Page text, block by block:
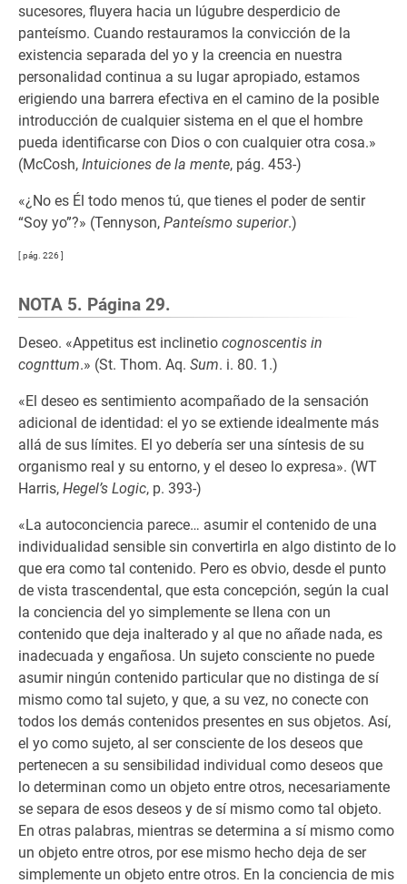
sucesores, fluyera hacia un lúgubre desperdicio de
panteísmo. Cuando restauramos la convicción de la
existencia separada del yo y la creencia en nuestra
personalidad continua a su lugar apropiado, estamos
erigiendo una barrera efectiva en el camino de la posible
introducción de cualquier sistema en el que el hombre
pueda identificarse con Dios o con cualquier otra cosa.»
(McCosh, Intuiciones de la mente, pág. 453-)
«¿No es Él todo menos tú, que tienes el poder de sentir
“Soy yo”?» (Tennyson, Panteísmo superior.)
[ pág. 226 ]
NOTA 5. Página 29.
Deseo. «Appetitus est inclinetio cognoscentis in
cognttum.» (St. Thom. Aq. Sum. i. 80. 1.)
«El deseo es sentimiento acompañado de la sensación
adicional de identidad: el yo se extiende idealmente más
allá de sus límites. El yo debería ser una síntesis de su
organismo real y su entorno, y el deseo lo expresa». (WT
Harris, Hegel’s Logic, p. 393-)
«La autoconciencia parece… asumir el contenido de una
individualidad sensible sin convertirla en algo distinto de lo
que era como tal contenido. Pero es obvio, desde el punto
de vista trascendental, que esta concepción, según la cual
la conciencia del yo simplemente se llena con un
contenido que deja inalterado y al que no añade nada, es
inadecuada y engañosa. Un sujeto consciente no puede
asumir ningún contenido particular que no distinga de sí
mismo como tal sujeto, y que, a su vez, no conecte con
todos los demás contenidos presentes en sus objetos. Así,
el yo como sujeto, al ser consciente de los deseos que
pertenecen a su sensibilidad individual como deseos que
lo determinan como un objeto entre otros, necesariamente
se separa de esos deseos y de sí mismo como tal objeto.
En otras palabras, mientras se determina a sí mismo como
un objeto entre otros, por ese mismo hecho deja de ser
simplemente un objeto entre otros. En la conciencia de mis